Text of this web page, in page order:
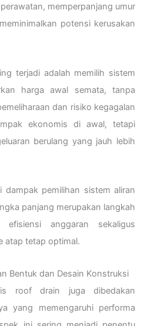
memperpanjang umur
potensi kerusakan
terjadi adalah memilih sistem
harga awal semata, tanpa
dan risiko kegagalan
ekonomis di awal, tetapi
berulang yang jauh lebih
dampak pemilihan sistem aliran
panjang merupakan langkah
anggaran sekaligus
atap tetap optimal.
Bentuk dan Desain Konstruksi
roof drain juga dibedakan
yang memengaruhi performa